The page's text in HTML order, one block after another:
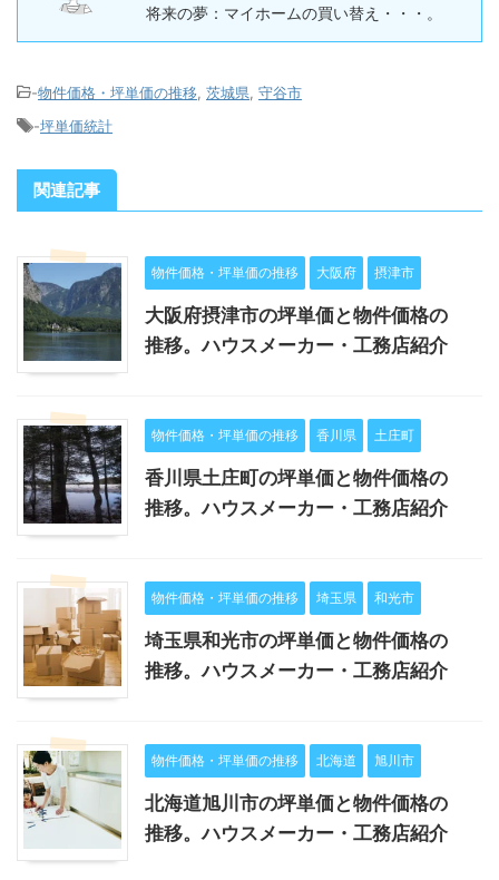
将来の夢：マイホームの買い替え・・・。
-物件価格・坪単価の推移 茨城県 守谷市
-坪単価統計
関連記事
物件価格・坪単価の推移 大阪府 摂津市
大阪府摂津市の坪単価と物件価格の
推移。ハウスメーカー・工務店紹介
物件価格・坪単価の推移 香川県 土庄町
香川県土庄町の坪単価と物件価格の
推移。ハウスメーカー・工務店紹介
物件価格・坪単価の推移 埼玉県 和光市
埼玉県和光市の坪単価と物件価格の
推移。ハウスメーカー・工務店紹介
物件価格・坪単価の推移 北海道 旭川市
北海道旭川市の坪単価と物件価格の
推移。ハウスメーカー・工務店紹介